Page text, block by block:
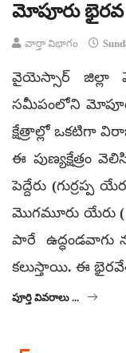
మోపూరు భైరవ
వార్తా విభాగం
వైయెస్సార్ జిల్లా
సమీపంలోని
క్షేత్రాల్లో ఒకటిగా
ఈ పుణ్యక్షేత్రం
పెద్దేరు (గుర్రప్ప
మొగమూరు యేరు (
పారే ఉద్ధండవాగు
కలుస్తాయి. ఈ
పూర్తి వివరాలు ...